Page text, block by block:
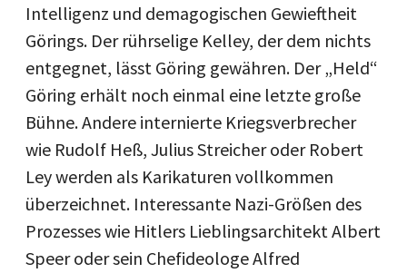
Intelligenz und demagogischen Gewieftheit
Görings. Der rührselige Kelley, der dem nichts
entgegnet, lässt Göring gewähren. Der „Held“
Göring erhält noch einmal eine letzte große
Bühne. Andere internierte Kriegsverbrecher
wie Rudolf Heß, Julius Streicher oder Robert
Ley werden als Karikaturen vollkommen
überzeichnet. Interessante Nazi-Größen des
Prozesses wie Hitlers Lieblingsarchitekt Albert
Speer oder sein Chefideologe Alfred